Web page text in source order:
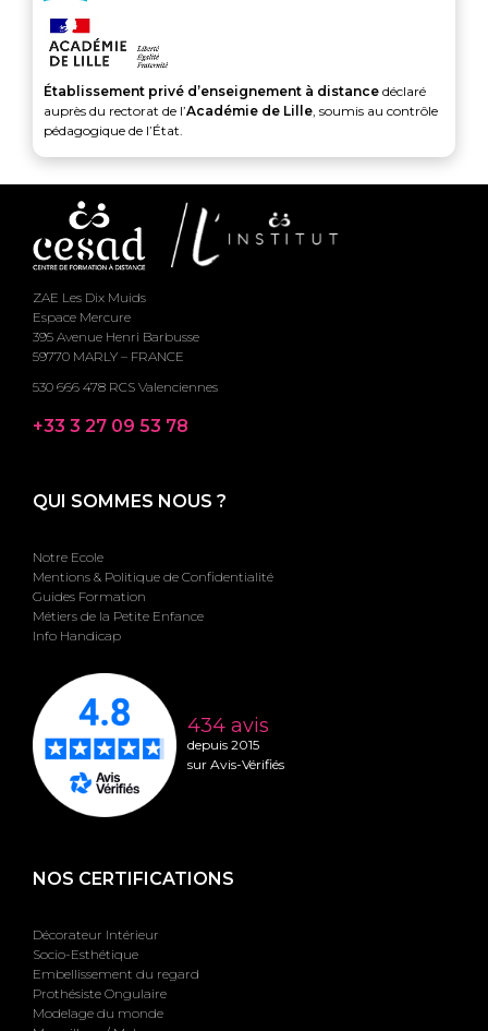
Établissement privé d’enseignement à distance déclaré
auprès du rectorat de l’Académie de Lille , soumis au contrôle
pédagogique de l’État.
ZAE Les Dix Muids
Espace Mercure
395 Avenue Henri Barbusse
59770 MARLY – FRANCE
530 666 478 RCS Valenciennes
+33 3 27 09 53 78
QUI SOMMES NOUS ?
Notre Ecole
Mentions & Politique de Confidentialité
Guides Formation
Métiers de la Petite Enfance
Info Handicap
434 avis
depuis 2015
sur Avis-Vérifiés
NOS CERTIFICATIONS
Décorateur Intérieur
Socio-Esthétique
Embellissement du regard
Prothésiste Ongulaire
Modelage du monde